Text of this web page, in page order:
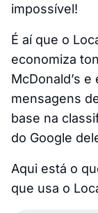
impossível!
É aí que o
economiza
McDonald’s
mensagens
base na
do Google
Aqui está o
que usa o